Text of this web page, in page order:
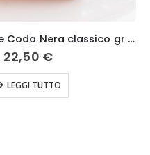
Filetto salmone Coda Nera classico gr 170
22,50 €
LEGGI TUTTO